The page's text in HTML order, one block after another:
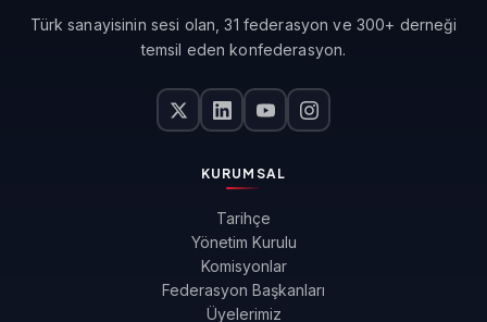
Türk sanayisinin sesi olan, 31 federasyon ve 300+ derneği
temsil eden konfederasyon.
KURUMSAL
Tarihçe
Yönetim Kurulu
Komisyonlar
Federasyon Başkanları
Üyelerimiz